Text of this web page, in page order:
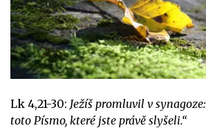
Lk 4,21-30: Ježíš promluvil v
toto Písmo, které jste právě slyšeli.“